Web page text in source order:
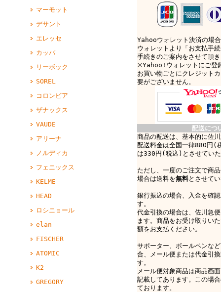
マーモット
デサント
エレッセ
カッパ
リーボック
SOREL
コロンビア
ザナックス
VAUDE
アリーナ
ノルディカ
フェニックス
KELME
HEAD
ロシニョール
elan
FISCHER
ATOMIC
K2
GREGORY
Yahooウォレット決済の場
ウォレットより「お支払手
手続きのご案内をさせて頂
※Yahoo!ウォレットにご登
お買い物ごとにクレジット
要がございません。
配送につ
商品の配送は、基本的に佐
配送料金は全国一律880円(
は330円(税込)とさせてい
ただし、一度のご注文で商
場合は送料を無料とさせて
銀行振込の場合、入金を確
す。
代金引換の場合は、佐川
ます。商品をお受け取りい
額をお支払ください。
サポーター、ボールペンな
合、メール便または代金引
す。
メール便対象商品は商品画
記載してあります。この場
ております。